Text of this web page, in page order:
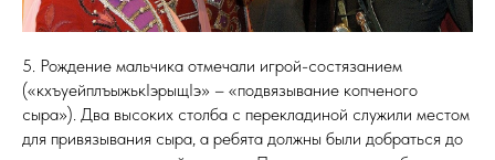
5. Рождение мальчика отмечали игрой-состязанием
(«кхъуейплъыжькIэрыщIэ» – «подвязывание копченого
сыра»). Два высоких столба с перекладиной служили местом
для привязывания сыра, а ребята должны были добраться до